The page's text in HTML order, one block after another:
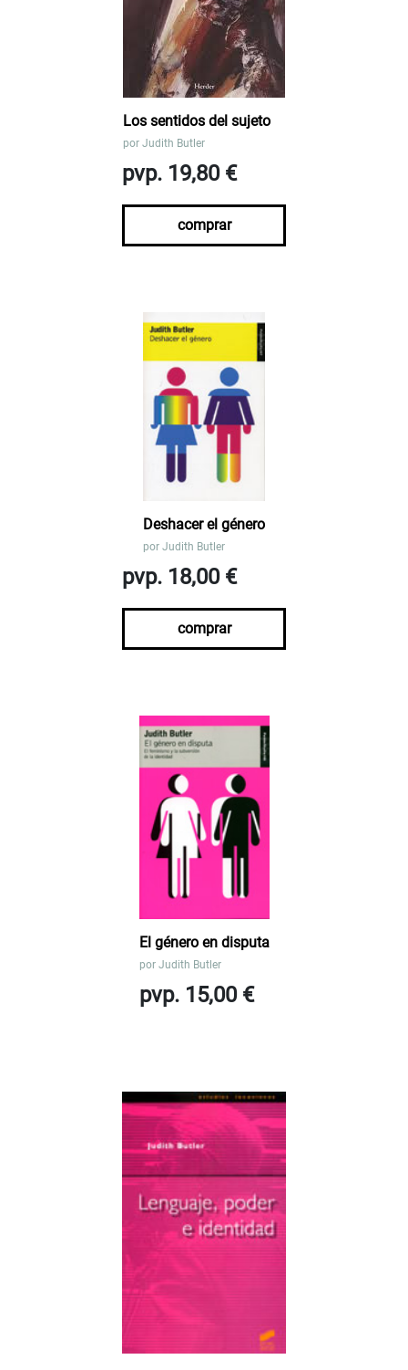
Los sentidos del sujeto
por Judith Butler
pvp. 19,80 €
comprar
Deshacer el género
por Judith Butler
pvp. 18,00 €
comprar
El género en disputa
por Judith Butler
pvp. 15,00 €